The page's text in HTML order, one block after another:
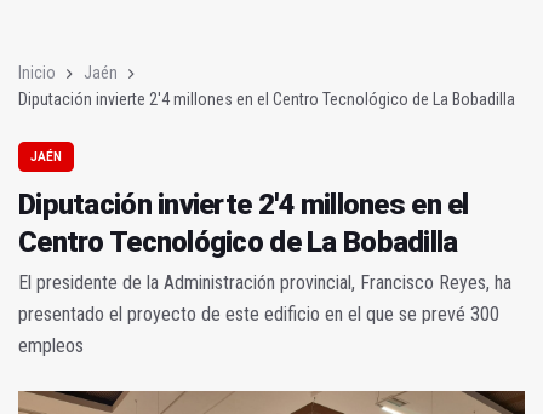
Inicio
Jaén
Diputación invierte 2'4 millones en el Centro Tecnológico de La Bobadilla
JAÉN
Diputación invierte 2'4 millones en el
Centro Tecnológico de La Bobadilla
El presidente de la Administración provincial, Francisco Reyes, ha
presentado el proyecto de este edificio en el que se prevé 300
empleos